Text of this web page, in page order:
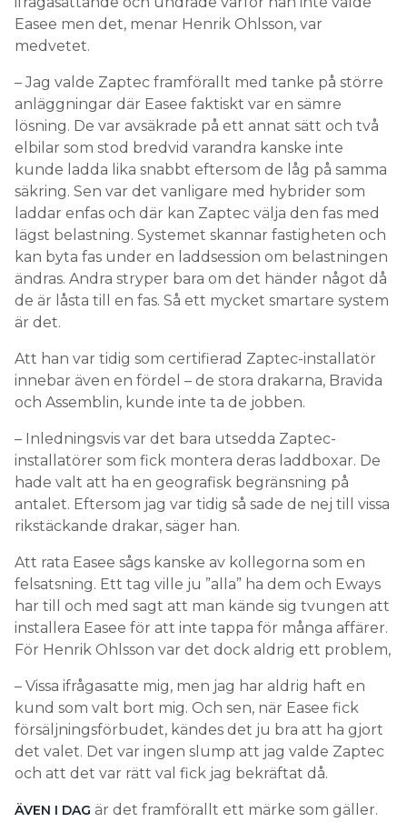
Easee men det, menar Henrik Ohlsson, var
medvetet.
– Jag valde Zaptec framförallt med tanke på större
anläggningar där Easee faktiskt var en sämre
lösning. De var avsäkrade på ett annat sätt och två
elbilar som stod bredvid varandra kanske inte
kunde ladda lika snabbt eftersom de låg på samma
säkring. Sen var det vanligare med hybrider som
laddar enfas och där kan Zaptec välja den fas med
lägst belastning. Systemet skannar fastigheten och
kan byta fas under en laddsession om belastningen
ändras. Andra stryper bara om det händer något då
de är låsta till en fas. Så ett mycket smartare system
är det.
Att han var tidig som certifierad Zaptec-installatör
innebar även en fördel – de stora drakarna, Bravida
och Assemblin, kunde inte ta de jobben.
– Inledningsvis var det bara utsedda Zaptec-
installatörer som fick montera deras laddboxar. De
hade valt att ha en geografisk begränsning på
antalet. Eftersom jag var tidig så sade de nej till vissa
rikstäckande drakar, säger han.
Att rata Easee sågs kanske av kollegorna som en
felsatsning. Ett tag ville ju ”alla” ha dem och Eways
har till och med sagt att man kände sig tvungen att
installera Easee för att inte tappa för många affärer.
För Henrik Ohlsson var det dock aldrig ett problem,
– Vissa ifrågasatte mig, men jag har aldrig haft en
kund som valt bort mig. Och sen, när Easee fick
försäljningsförbudet, kändes det ju bra att ha gjort
det valet. Det var ingen slump att jag valde Zaptec
och att det var rätt val fick jag bekräftat då.
ÄVEN I DAG är det framförallt ett märke som gäller.